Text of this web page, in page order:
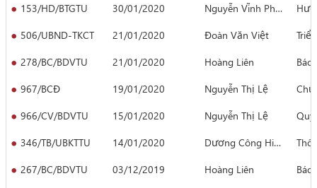
153/HD/BTGTU
30/01/2020 Nguyễn Vĩnh Phúc
506/UBND-TKCT
21/01/2020 Đoàn Văn Việt
278/BC/BDVTU
21/01/2020 Hoàng Liên
967/BCĐ
19/01/2020 Nguyễn Thị Lệ
966/CV/BDVTU
15/01/2020 Nguyễn Thị Lệ
346/TB/UBKTTU
14/01/2020 Dương Công Hiệp
267/BC/BDVTU
03/12/2019 Hoàng Liên